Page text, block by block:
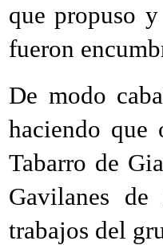
que propuso
fueron
De modo
haciendo que
Tabarro de
Gavilanes de
trabajos del